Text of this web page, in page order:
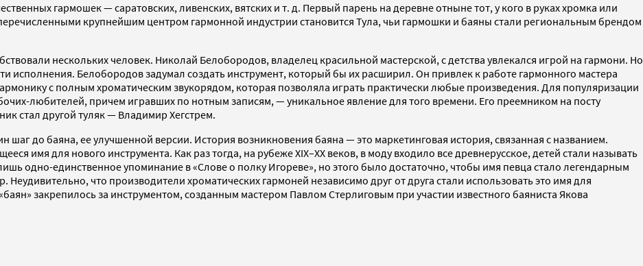
гармошек — саратовских, ливенских, вятских и т. д. Первый парень на деревне отныне тот, у кого в руках хромка или
крупнейшим центром гармонной индустрии становится Тула, чьи гармошки и баяны стали региональным брендом
нескольких человек. Николай Белобородов, владелец красильной мастерской, с детства увлекался игрой на гармони. Но
исполнения. Белобородов задумал создать инструмент, который бы их расширил. Он привлек к работе гармонного мастера
с полным хроматическим звукорядом, которая позволяла играть практически любые произведения. Для популяризации
любителей, причем игравших по нотным записям, — уникальное явление для того времени. Его преемником на посту
стал другой туляк — Владимир Хегстрем.
шаг до баяна, ее улучшенной версии. История возникновения баяна — это маркетинговая история, связанная с названием.
имя для нового инструмента. Как раз тогда, на рубеже XIX–XX веков, в моду входило все древнерусское, детей стали называть
одно-единственное упоминание в «Слове о полку Игореве», но этого было достаточно, чтобы имя певца стало легендарным
что производители хроматических гармоней независимо друг от друга стали использовать это имя для
закрепилось за инструментом, созданным мастером Павлом Стерлиговым при участии известного баяниста Якова